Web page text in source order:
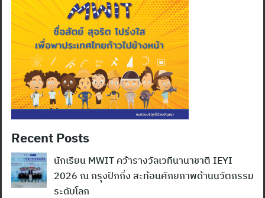
Recent Posts
นักเรียน MWIT คว้ารางวัลเวทีนานาชาติ IEYI
2026 ณ กรุงปักกิ่ง สะท้อนศักยภาพด้านนวัตกรรม
ระดับโลก